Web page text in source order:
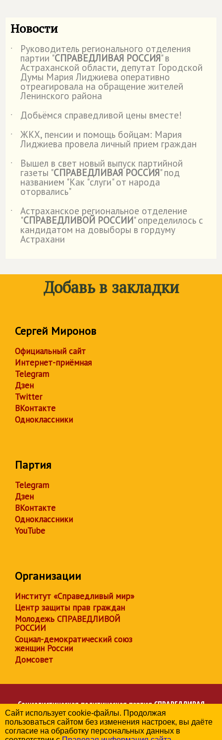
Новости
˙ Руководитель регионального отделения
партии "СПРАВЕДЛИВАЯ РОССИЯ" в
Астраханской области, депутат Городской
Думы Мария Лиджиева оперативно
отреагировала на обращение жителей
Ленинского района
˙
Добьёмся справедливой цены вместе!
˙
ЖКХ, пенсии и помощь бойцам: Мария
Лиджиева провела личный прием граждан
˙
Вышел в свет новый выпуск партийной
газеты "СПРАВЕДЛИВАЯ РОССИЯ" под
названием "Как "слуги" от народа
оторвались"
˙
Астраханское региональное отделение
"СПРАВЕДЛИВОЙ РОССИИ" определилось с
кандидатом на довыборы в гордуму
Астрахани
Добавь в закладки
Сергей Миронов
Официальный сайт
Интернет-приёмная
Telegram
Дзен
Twitter
ВКонтакте
Одноклассники
Партия
Telegram
Дзен
ВКонтакте
Одноклассники
YouTube
Организации
Институт «Справедливый мир»
Центр защиты прав граждан
Молодежь СПРАВЕДЛИВОЙ
РОССИИ
Социал-демократический союз
женщин России
Домсовет
Социалистическая политическая партияСПРАВЕДЛИВАЯ
РОССИЯ
Региональное отделение партии в Астраханской области
© 2006-2026
Сайт использует cookie-файлы. Продолжая
пользоваться сайтом без изменения настроек, вы даёте
согласие на обработку персональных данных в